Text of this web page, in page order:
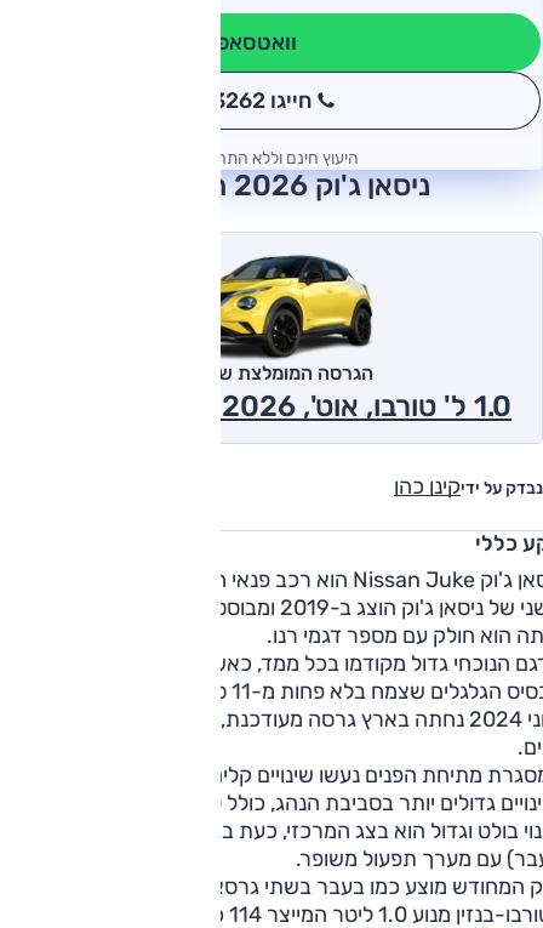
וואטסאפ
חייגו 3262
היעוץ חינם וללא התחייבות
ניסאן ג'וק 2026 חוות דעת
נבדק על ידיקינן כהן
הגרסה המומלצת של אוטו
1.0 ל' טורבו, אוט', Acenta-Tech 2026
כללי
השני של ניסאן ג'וק הוצג ב-2019 ומבוסס על פלטפורמה חדשה
הוא חולק עם מספר דגמי רנו.
הנוכחי גדול מקודמו בכל ממד, כאשר השינוי הבולט ביותר
הגלגלים שצמח בלא פחות מ-11 ס"מ.
ביוני 2024 נחתה בארץ גרסה מעודכנת, לאחר שהרכב עבר
מתיחת הפנים נעשו שינויים קלים במרכיבי העיצוב החיצוני
גדולים יותר בסביבת הנהג, כולל לוח מחוונים מוקרן חדש.
עם מערך תפעול משופר.
המחודש מוצע כמו בעבר בשתי גרסאות: טורבו-בנזין